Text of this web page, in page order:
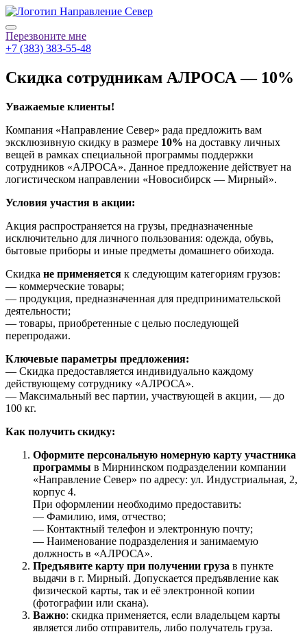
Перезвоните мне
+7 (383) 383-55-48
Скидка сотрудникам АЛРОСА — 10%
Уважаемые клиенты!
Компания «Направление Север» рада предложить вам
эксклюзивную скидку в размере 10% на доставку личных
вещей в рамках специальной программы поддержки
сотрудников «АЛРОСА». Данное предложение действует на
логистическом направлении «Новосибирск — Мирный».
Условия участия в акции:
Акция распространяется на грузы, предназначенные
исключительно для личного пользования: одежда, обувь,
бытовые приборы и иные предметы домашнего обихода.
Скидка не применяется к следующим категориям грузов:
— коммерческие товары;
— продукция, предназначенная для предпринимательской
деятельности;
— товары, приобретенные с целью последующей
перепродажи.
Ключевые параметры предложения:
— Скидка предоставляется индивидуально каждому
действующему сотруднику «АЛРОСА».
— Максимальный вес партии, участвующей в акции, — до
100 кг.
Как получить скидку:
Оформите персональную номерную карту участника
программы в Мирнинском подразделении компании
«Направление Север» по адресу: ул. Индустриальная, 2,
корпус 4.
При оформлении необходимо предоставить:
— Фамилию, имя, отчество;
— Контактный телефон и электронную почту;
— Наименование подразделения и занимаемую
должность в «АЛРОСА».
Предъявите карту при получении груза в пункте
выдачи в г. Мирный. Допускается предъявление как
физической карты, так и её электронной копии
(фотографии или скана).
Важно: скидка применяется, если владельцем карты
является либо отправитель, либо получатель груза.